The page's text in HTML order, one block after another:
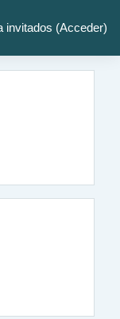
invitados (Acceder)